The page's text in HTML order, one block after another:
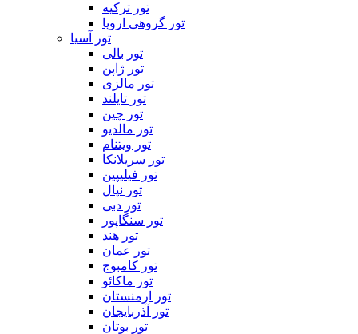
تور ترکیه
تور گروهی اروپا
تور آسیا
تور بالی
تور ژاپن
تور مالزی
تور تایلند
تور چین
تور مالدیو
تور ویتنام
تور سریلانکا
تور فیلیپین
تور نپال
تور دبی
تور سنگاپور
تور هند
تور عمان
تور کامبوج
تور ماکائو
تور ارمنستان
تور آذربایجان
تور بوتان